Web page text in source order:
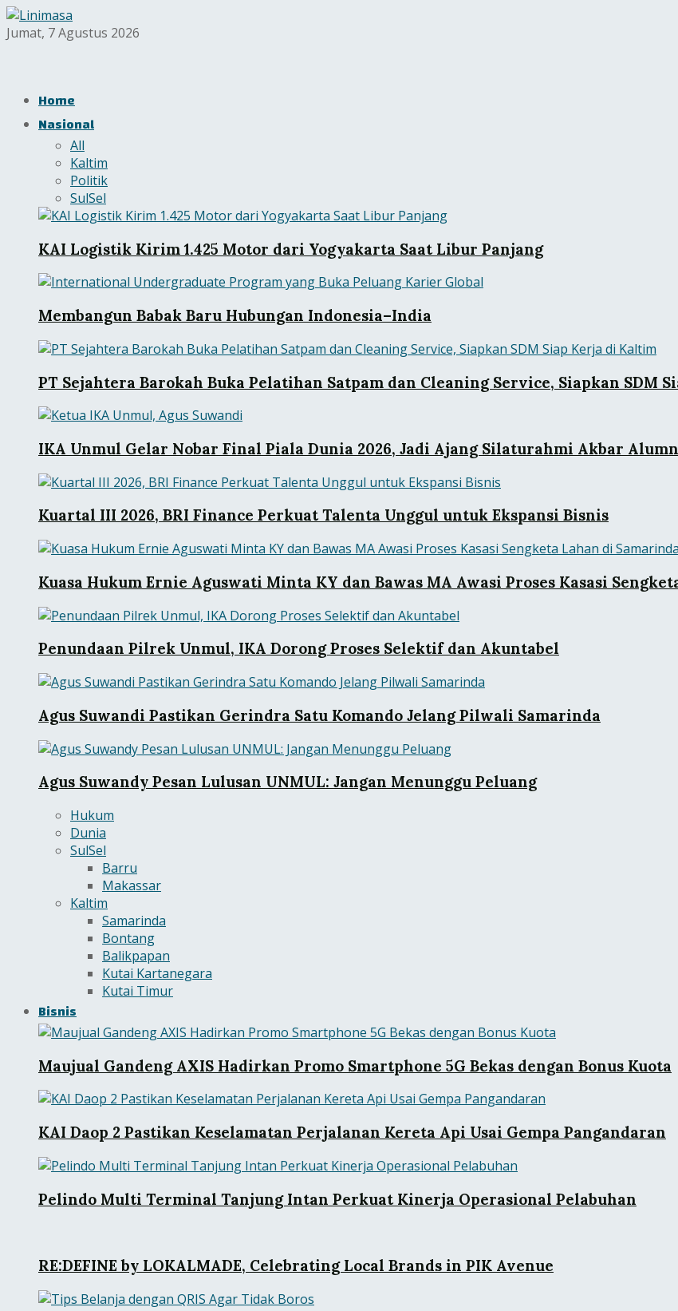
Jumat, 7 Agustus 2026
Home
Nasional
All
Kaltim
Politik
SulSel
KAI Logistik Kirim 1.425 Motor dari Yogyakarta Saat Libur Panjang
Membangun Babak Baru Hubungan Indonesia–India
PT Sejahtera Barokah Buka Pelatihan Satpam dan Cleaning Service, Siapkan SDM
IKA Unmul Gelar Nobar Final Piala Dunia 2026, Jadi Ajang Silaturahmi Akbar
Kuartal III 2026, BRI Finance Perkuat Talenta Unggul untuk Ekspansi Bisnis
Kuasa Hukum Ernie Aguswati Minta KY dan Bawas MA Awasi Proses Kasasi
Penundaan Pilrek Unmul, IKA Dorong Proses Selektif dan Akuntabel
Agus Suwandi Pastikan Gerindra Satu Komando Jelang Pilwali Samarinda
Agus Suwandy Pesan Lulusan UNMUL: Jangan Menunggu Peluang
Hukum
Dunia
SulSel
Barru
Makassar
Kaltim
Samarinda
Bontang
Balikpapan
Kutai Kartanegara
Kutai Timur
Bisnis
Maujual Gandeng AXIS Hadirkan Promo Smartphone 5G Bekas dengan Bonus Kuota
KAI Daop 2 Pastikan Keselamatan Perjalanan Kereta Api Usai Gempa Pangandaran
Pelindo Multi Terminal Tanjung Intan Perkuat Kinerja Operasional Pelabuhan
RE:DEFINE by LOKALMADE, Celebrating Local Brands in PIK Avenue